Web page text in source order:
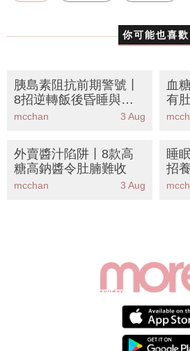
你可能也喜歡
胰島素阻抗前期警號丨
8招逆轉飯後昏睡與肚
腩
mcchan 3 Aug
血
有
陷
外賣醬汁陷阱丨8款高
糖高鈉醬令肚腩難收
mcchan 3 Aug
睡
招